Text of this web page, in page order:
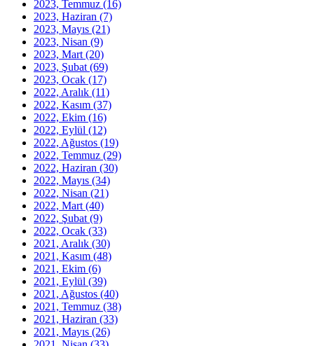
2023, Temmuz (16)
2023, Haziran (7)
2023, Mayıs (21)
2023, Nisan (9)
2023, Mart (20)
2023, Şubat (69)
2023, Ocak (17)
2022, Aralık (11)
2022, Kasım (37)
2022, Ekim (16)
2022, Eylül (12)
2022, Ağustos (19)
2022, Temmuz (29)
2022, Haziran (30)
2022, Mayıs (34)
2022, Nisan (21)
2022, Mart (40)
2022, Şubat (9)
2022, Ocak (33)
2021, Aralık (30)
2021, Kasım (48)
2021, Ekim (6)
2021, Eylül (39)
2021, Ağustos (40)
2021, Temmuz (38)
2021, Haziran (33)
2021, Mayıs (26)